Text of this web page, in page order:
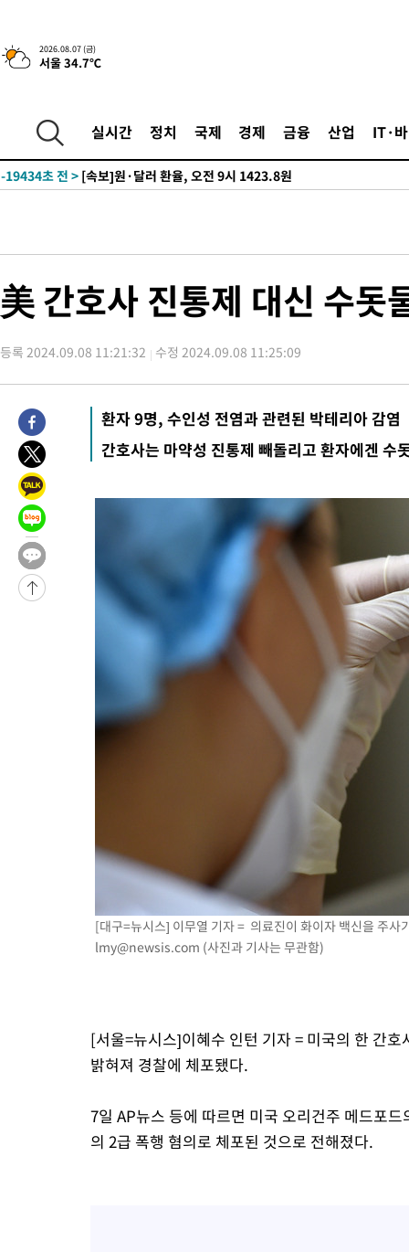
2026.08.07 (금)
서울 34.7℃
실시간 정치 국제 경제 금융 산업 IT·
-22841초 전 >민주 콩고 에볼라환자 4천명 돌파, 4053명 발생 1850명 사망
-22091초 전 >[속보]'300억원대 사기 혐의' 차가원 대표 구속 송치
-19798초 전 >
[속보]경찰·노동부, HL만도 평택사업장 끼임 사망 관련 압수
-19679초 전 >
압수수색
-19434초 전 > [속보]원·달러 환율, 오전 9시 1423.8원
-19184초 전 >[속보]코스피, 6300선 재탈환…1.09% 오른 6365.07 개장
태
-15647초 전 > 입추에도 극한더위…서울 낮 39도 '폭염중대경보'
례 큰 폭발음
-9326초 전 >[속보]美, 폴리실리콘 수입 규제…파생제품 15% 관세, 120일
-7477초 전 >[속보]트럼프, 美 원정출산 금지 행정명령 서명
-5177초 전 >
[속보] 뉴욕증시, 일제 하락 마감…나스닥 0.06%↓
-29235초 전 >
[속보] 7월 중국 수출 23.9%↑ 수입 27.5%↑…무역총액
25.3%↑
-26395초 전 >
[속보]'채상병 순직 책임' 임성근, 항소심도 징역 3년
-26261초 전 >
-22861초 전 >
민주 콩고 에볼라환자 4천명 돌파, 4053명 발생 1850명 사망
-22111초 전 >
[속보]'300억원대 사기 혐의' 차가원 대표 구속 송치
-21305초 전 >
"미 전국적 살모네라 식중독 원인은 멕시코산 할라피뇨"--
-19818초 전 >
[속보]경찰·노동부, HL만도 평택사업장 끼임 사망 관련 압수
[속보]합수본, '투표율 허위 입력' 중앙·서울·경기도 선관위
[속보]원·달러 환율, 오전 9시 1423.8원
[속보]삼성전자·SK하이닉스 동반 강보합…1%대 상승 출발
[속보]코스닥, 5.95포인트(0.74%) 상승한 807.62개장
[속보]코스피, 6300선 재탈환…1.09% 오른 6365.07 개장
시리아 다마스쿠스 교외에서 미니버스 폭발.. 14명 부상, 3명
이란, 호르무즈서 "적국 목표물들"과 대치로 남부 케슘섬에서
[속보]美, 폴리실리콘 수입 규제…파생제품 15% 관세, 120일
[속보]트럼프, 美 원정출산 금지 행정명령 서명
[속보] 뉴욕증시, 일제 하락 마감…나스닥 0.06%↓
美 간호사 진통제 대신 수
등록 2024.09.08 11:21:32 수정 2024.09.08 11:25:09
환자 9명, 수인성 전염과 관련된 박테리아 감염
간호사는 마약성 진통제 빼돌리고 환자에겐 수
[대구=뉴시스] 이무열 기자 = 의료진이 화이자 백신을 주
lmy@newsis.com (사진과 기사는 무관함)
[서울=뉴시스]이혜수 인턴 기자 = 미국의 한 간
밝혀져 경찰에 체포됐다.
7일 AP뉴스 등에 따르면 미국 오리건주 메드포
의 2급 폭행 혐의로 체포된 것으로 전해졌다.